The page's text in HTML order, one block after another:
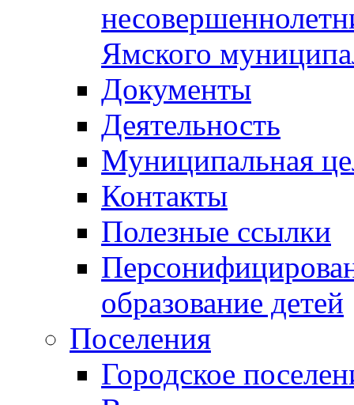
Ямского
Документы
Деятельность
Муниципальная
Контакты
Полезные ссылки
образование детей
Поселения
Городское